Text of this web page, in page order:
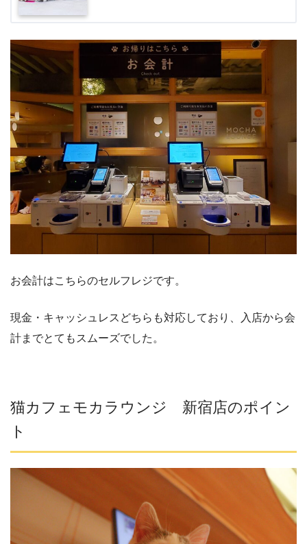
お会計はこちらのセルフレジです。
現金・キャッシュレスどちらも対応しており、入店から会
計までとてもスムーズでした。
猫カフェモカラウンジ 新宿店のポイン
ト